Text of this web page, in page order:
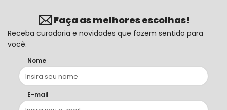
Faça as melhores escolhas!
Receba curadoria e novidades que fazem sentido para
você.
Nome
E-mail